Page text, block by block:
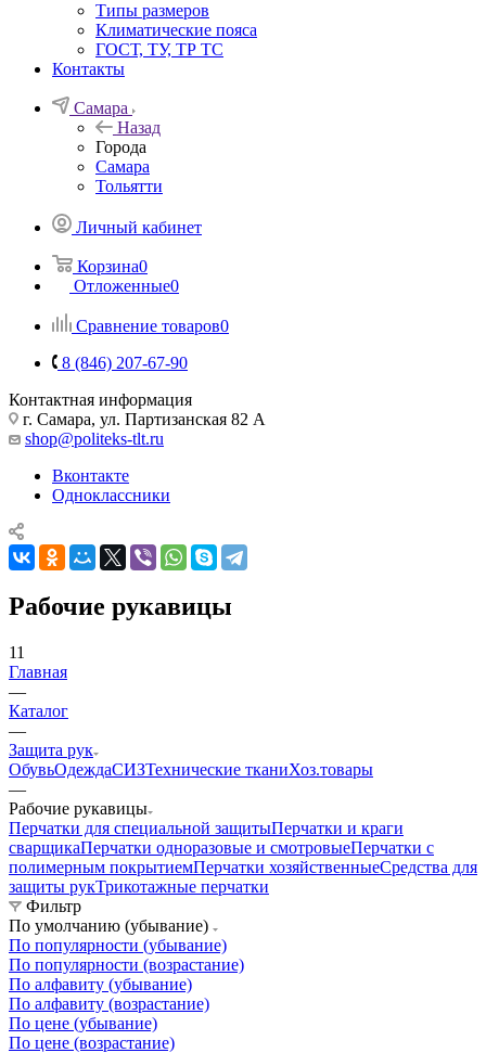
Типы размеров
Климатические пояса
ГОСТ, ТУ, ТР ТС
Контакты
Самара
Назад
Города
Самара
Тольятти
Личный кабинет
Корзина0
Отложенные0
Сравнение товаров0
8 (846) 207-67-90
Контактная информация
г. Самара, ул. Партизанская 82 А
shop@politeks-tlt.ru
Вконтакте
Одноклассники
Рабочие рукавицы
11
Главная
—
Каталог
—
Защита рук
ОбувьОдеждаСИЗТехнические тканиХоз.товары
—
Рабочие рукавицы
Перчатки для специальной защитыПерчатки и краги
сварщикаПерчатки одноразовые и смотровыеПерчатки с
полимерным покрытиемПерчатки хозяйственныеСредства для
защиты рукТрикотажные перчатки
Фильтр
По умолчанию (убывание)
По популярности (убывание)
По популярности (возрастание)
По алфавиту (убывание)
По алфавиту (возрастание)
По цене (убывание)
По цене (возрастание)